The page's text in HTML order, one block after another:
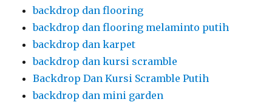
backdrop dan flooring
backdrop dan flooring melaminto putih
backdrop dan karpet
backdrop dan kursi scramble
Backdrop Dan Kursi Scramble Putih
backdrop dan mini garden